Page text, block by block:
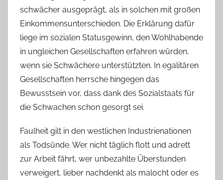
schwächer ausgeprägt, als in solchen mit großen
Einkommensunterschieden. Die Erklärung dafür
liege im sozialen Statusgewinn, den Wohlhabende
in ungleichen Gesellschaften erfahren würden,
wenn sie Schwächere unterstützten. In egalitären
Gesellschaften herrsche hingegen das
Bewusstsein vor, dass dank des Sozialstaats für
die Schwachen schon gesorgt sei.
Faulheit gilt in den westlichen Industrienationen
als Todsünde. Wer nicht täglich flott und adrett
zur Arbeit fährt, wer unbezahlte Überstunden
verweigert, lieber nachdenkt als malocht oder es